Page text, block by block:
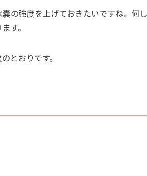
の強度を上げておきたいですね。何し
す。
とおりです。